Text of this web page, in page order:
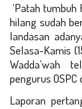
‘Patah
hilang sudah
landasan
Selasa-Kamis
Wadda’wah
pengurus
Laporan